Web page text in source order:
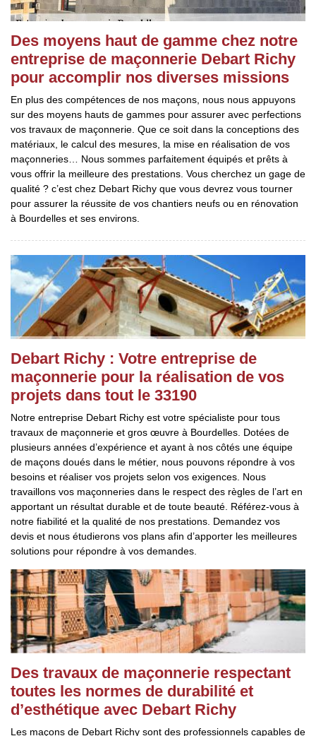
Des moyens haut de gamme chez notre
entreprise de maçonnerie Debart Richy
pour accomplir nos diverses missions
En plus des compétences de nos maçons, nous nous appuyons
sur des moyens hauts de gammes pour assurer avec perfections
vos travaux de maçonnerie. Que ce soit dans la conceptions des
matériaux, le calcul des mesures, la mise en réalisation de vos
maçonneries… Nous sommes parfaitement équipés et prêts à
vous offrir la meilleure des prestations. Vous cherchez un gage de
qualité ? c’est chez Debart Richy que vous devrez vous tourner
pour assurer la réussite de vos chantiers neufs ou en rénovation
à Bourdelles et ses environs.
Debart Richy : Votre entreprise de
maçonnerie pour la réalisation de vos
projets dans tout le 33190
Notre entreprise Debart Richy est votre spécialiste pour tous
travaux de maçonnerie et gros œuvre à Bourdelles. Dotées de
plusieurs années d’expérience et ayant à nos côtés une équipe
de maçons doués dans le métier, nous pouvons répondre à vos
besoins et réaliser vos projets selon vos exigences. Nous
travaillons vos maçonneries dans le respect des règles de l’art en
apportant un résultat durable et de toute beauté. Référez-vous à
notre fiabilité et la qualité de nos prestations. Demandez vos
devis et nous étudierons vos plans afin d’apporter les meilleures
solutions pour répondre à vos demandes.
Des travaux de maçonnerie respectant
toutes les normes de durabilité et
d’esthétique avec Debart Richy
Les maçons de Debart Richy sont des professionnels capables de